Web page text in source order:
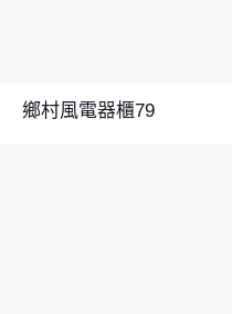
鄉村風電器櫃79